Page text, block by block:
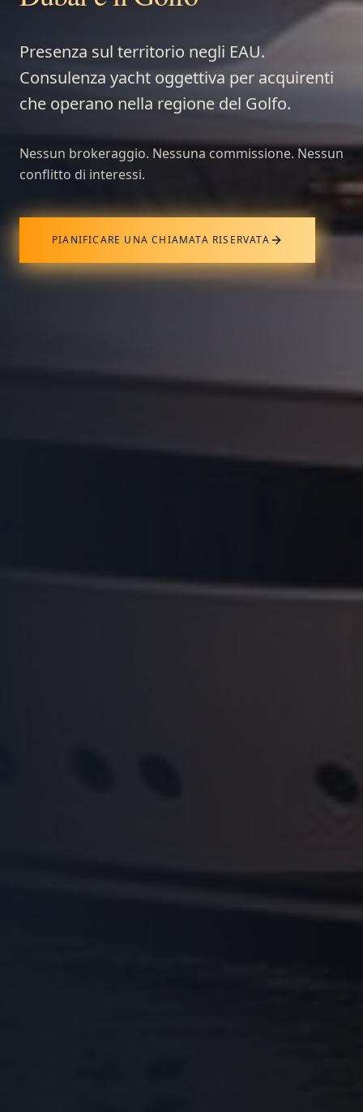
Presenza sul territorio negli EAU.
Consulenza yacht oggettiva per acquirenti
che operano nella regione del Golfo.
Nessun brokeraggio. Nessuna commissione. Nessun
conflitto di interessi.
PIANIFICARE UNA CHIAMATA RISERVATA